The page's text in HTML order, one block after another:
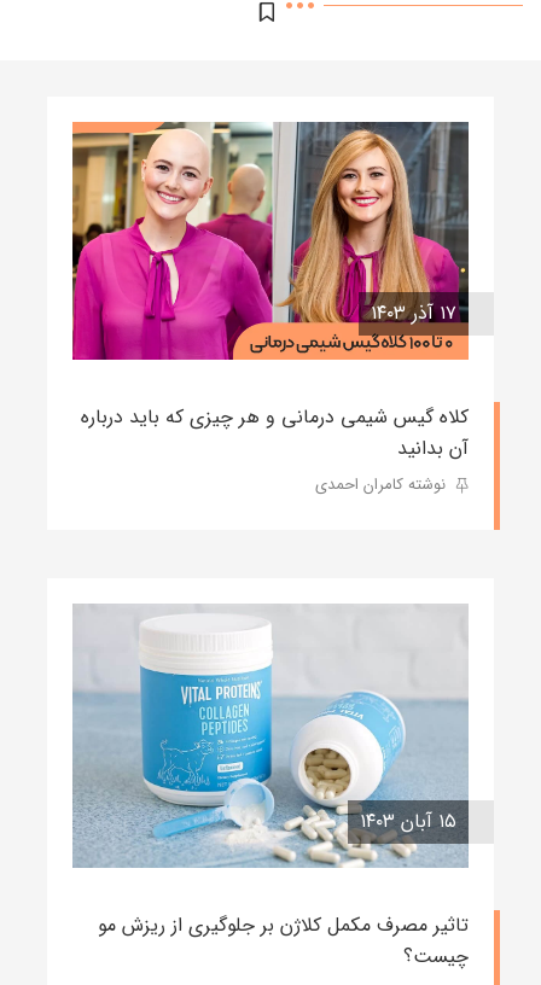
۱۷ آذر ۱۴۰۳
کلاه گیس شیمی درمانی و هر چیزی که باید درباره
آن بدانید
نوشته کامران احمدی
۱۵ آبان ۱۴۰۳
تاثیر مصرف مکمل کلاژن بر جلوگیری از ریزش مو
چیست؟